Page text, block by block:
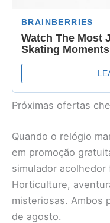
Próximas ofertas
Quando o relógio
em promoção
simulador
Horticulture,
misteriosas. Ambos
de agosto.